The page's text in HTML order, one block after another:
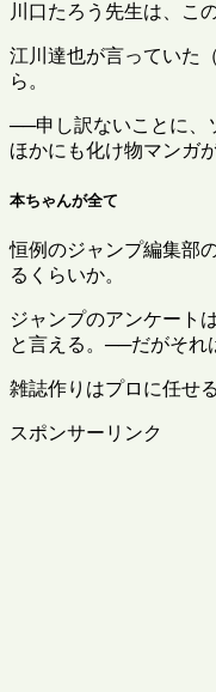
川口たろう先生は、こ
江川達也が言っていた
ら。
──申し訳ないことに、
ほかにも化け物マンガ
本ちゃんが全て
恒例のジャンプ編集部
るくらいか。
ジャンプのアンケート
と言える。──だがそれ
雑誌作りはプロに任せ
スポンサーリンク